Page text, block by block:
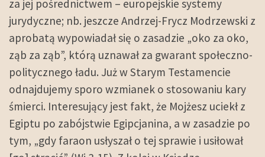
za jej pośrednictwem – europejskie systemy
jurydyczne; nb. jeszcze Andrzej-Frycz Modrzewski z
aprobatą wypowiadał się o zasadzie „oko za oko,
ząb za ząb”, którą uznawał za gwarant społeczno-
politycznego ładu. Już w Starym Testamencie
odnajdujemy sporo wzmianek o stosowaniu kary
śmierci. Interesujący jest fakt, że Mojżesz uciekł z
Egiptu po zabójstwie Egipcjanina, a w zasadzie po
tym, „gdy faraon usłyszał o tej sprawie i usiłował